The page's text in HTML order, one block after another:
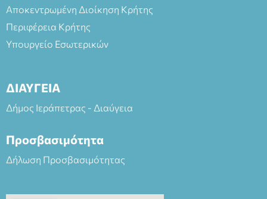
Αποκεντρωμένη Διοίκηση Κρήτης
Περιφέρεια Κρήτης
Υπουργείο Εσωτερικών
ΔΙΑΥΓΕΙΑ
Δήμος Ιεράπετρας - Διαύγεια
Προσβασιμότητα
Δήλωση Προσβασιμότητας